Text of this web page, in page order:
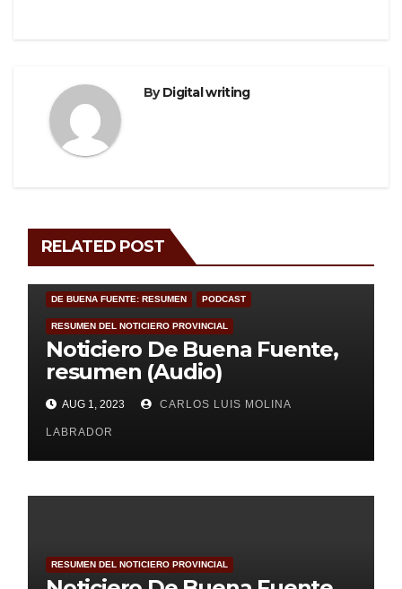
ByDigital writing
RELATED POST
DE BUENA FUENTE: RESUMEN PODCAST
RESUMEN DEL NOTICIERO PROVINCIAL
Noticiero De Buena Fuente,
resumen (Audio)
AUG 1, 2023 CARLOS LUIS MOLINA
LABRADOR
RESUMEN DEL NOTICIERO PROVINCIAL